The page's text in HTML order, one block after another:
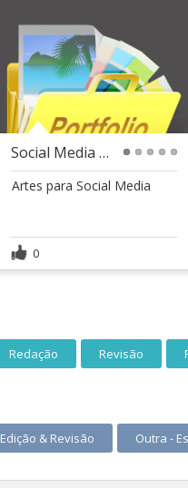
Social Media - Pizzaria
Artes para Social Media
0
Redação Revisão
Edição & Revisão Outra -